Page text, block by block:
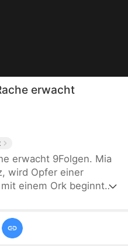
erwacht
erwacht 9Folgen. Mia
wird Opfer einer
einem Ork beginnt
Mia, dass ihr Ritual zur
geworden ist – und